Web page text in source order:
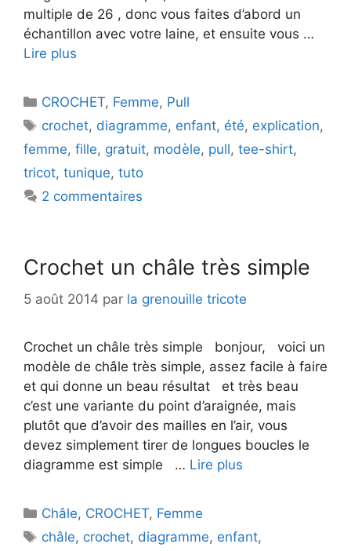
multiple de 26 , donc vous faites d’abord un
échantillon avec votre laine, et ensuite vous …
Lire plus
Catégories
CROCHET, Femme, Pull
Étiquettes
crochet, diagramme, enfant, été, explication,
femme, fille, gratuit, modèle, pull, tee-shirt,
tricot, tunique, tuto
2 commentaires
Crochet un châle très simple
5 août 2014 par la grenouille tricote
Crochet un châle très simple bonjour, voici un
modèle de châle très simple, assez facile à faire
et qui donne un beau résultat et très beau
c’est une variante du point d’araignée, mais
plutôt que d’avoir des mailles en l’air, vous
devez simplement tirer de longues boucles le
diagramme est simple … Lire plus
Catégories
Châle, CROCHET, Femme
Étiquettes
châle, crochet, diagramme, enfant,